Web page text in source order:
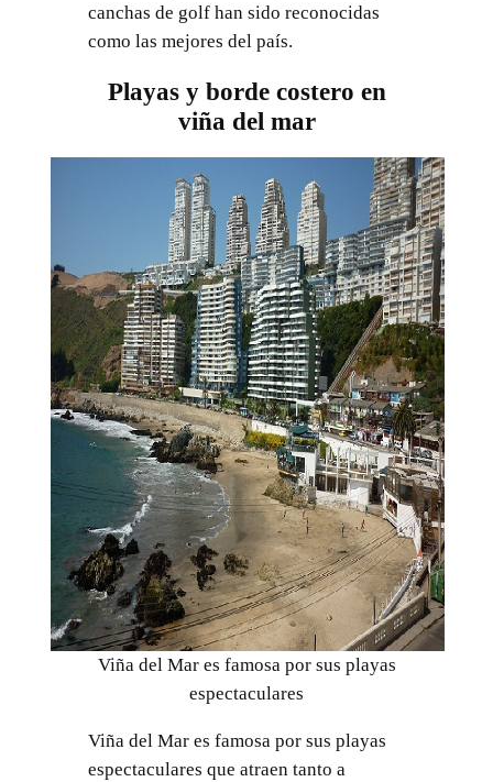
canchas de golf han sido reconocidas
como las mejores del país.
Playas y borde costero en
viña del mar
Viña del Mar es famosa por sus playas
espectaculares
Viña del Mar es famosa por sus playas
espectaculares que atraen tanto a